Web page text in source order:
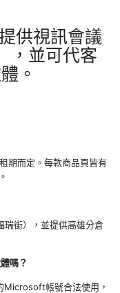
供視訊會議
，並可代客
。
期而定。每款商品頁皆有
瑞街），並提供高雄分倉
嗎？
帳號合法使用，